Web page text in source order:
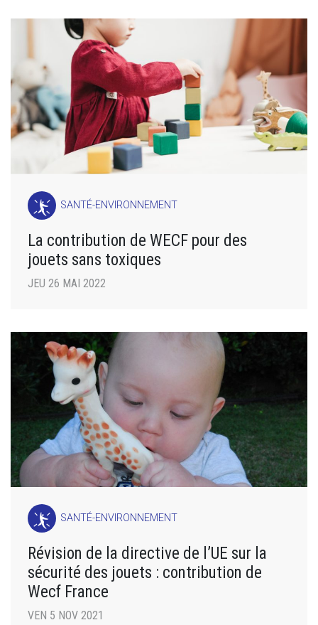
SANTÉ-ENVIRONNEMENT
La contribution de WECF pour des
jouets sans toxiques
JEU 26 MAI 2022
SANTÉ-ENVIRONNEMENT
Révision de la directive de l’UE sur la
sécurité des jouets : contribution de
Wecf France
VEN 5 NOV 2021